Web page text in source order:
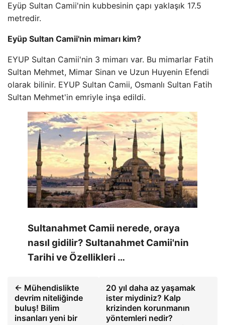
Eyüp Sultan Camii'nin kubbesinin çapı yaklaşık 17.5
metredir.
Eyüp Sultan Camii'nin mimarı kim?
EYUP Sultan Camii'nin 3 mimarı var. Bu mimarlar Fatih
Sultan Mehmet, Mimar Sinan ve Uzun Huyenin Efendi
olarak bilinir. EYUP Sultan Camii, Osmanlı Sultan Fatih
Sultan Mehmet'in emriyle inşa edildi.
Sultanahmet Camii nerede, oraya
nasıl gidilir? Sultanahmet Camii'nin
Tarihi ve Özellikleri …
← Mühendislikte
devrim niteliğinde
buluş! Bilim
insanları yeni bir
20 yıl daha az yaşamak
ister miydiniz? Kalp
krizinden korunmanın
yöntemleri nedir?